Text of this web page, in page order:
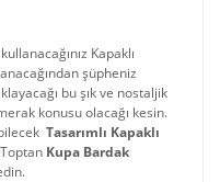
Kapaklı
şüpheniz
bu şık ve nostaljik
konusu olacağı kesin.
Tasarımlı Kapaklı
Kupa Bardak